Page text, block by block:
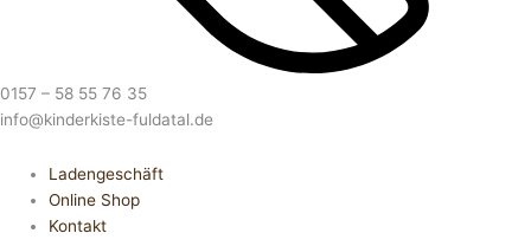
0157 – 58 55 76 35
info@kinderkiste-fuldatal.de
Ladengeschäft
Online Shop
Kontakt